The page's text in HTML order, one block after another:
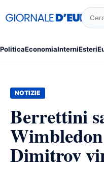
PoliticaEconomiaInterniEsteri
Cerca
NOTIZIE
Berrettini
Dimitrov